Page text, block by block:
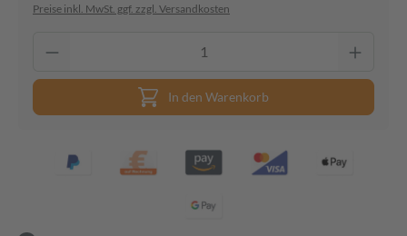
Preise inkl. MwSt. ggf. zzgl. Versandkosten
In den Warenkorb